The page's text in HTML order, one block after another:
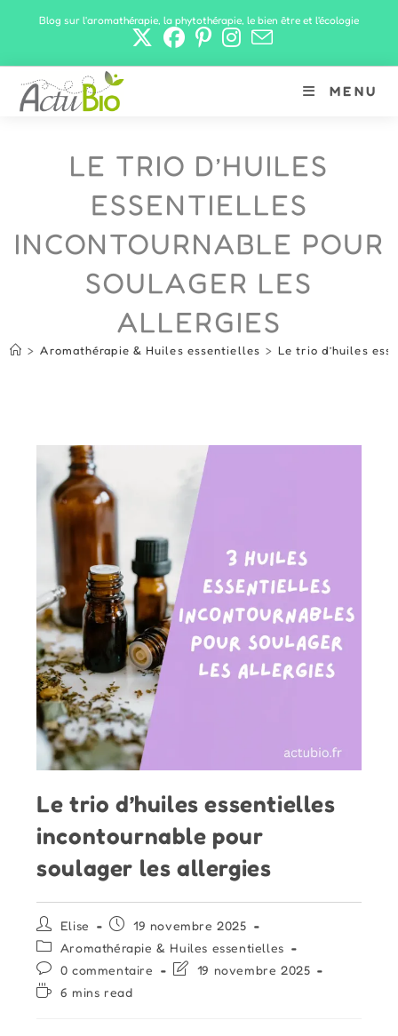
Blog sur l'aromathérapie, la phytothérapie, le bien être et l'écologie
MENU
LE TRIO D’HUILES
ESSENTIELLES
INCONTOURNABLE POUR
SOULAGER LES
ALLERGIES
> Aromathérapie & Huiles essentielles > Le trio d’huiles
Le trio d’huiles essentielles
incontournable pour
soulager les allergies
Auteur/autrice
de
publication :
Elise
Publication
publiée :
19 novembre 2025
Post
category:
Aromathérapie & Huiles essentielles
Commentaires
de
la
0 commentaire
Dernière
19 novembre 2025
Temps6 mins read